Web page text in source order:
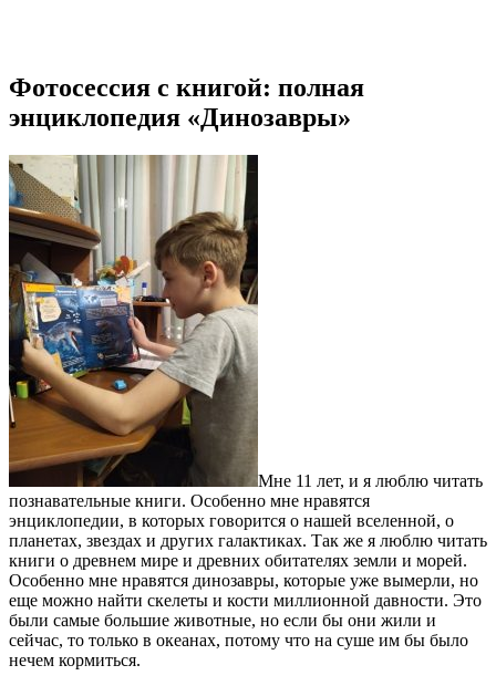
Фотосессия с книгой: полная
энциклопедия «Динозавры»
Мне 11 лет, и я люблю читать
познавательные книги. Особенно мне нравятся
энциклопедии, в которых говорится о нашей вселенной, о
планетах, звездах и других галактиках. Так же я люблю читать
книги о древнем мире и древних обитателях земли и морей.
Особенно мне нравятся динозавры, которые уже вымерли, но
еще можно найти скелеты и кости миллионной давности. Это
были самые большие животные, но если бы они жили и
сейчас, то только в океанах, потому что на суше им бы было
нечем кормиться.